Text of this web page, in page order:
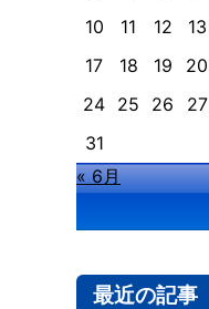
10
11 12 13
17
18 19 20
24 25 26 27
31
« 6月
最近の記事